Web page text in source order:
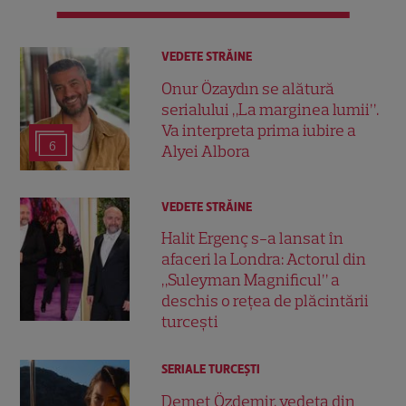
6
VEDETE STRĂINE
Onur Özaydın se alătură
serialului „La marginea lumii”.
Va interpreta prima iubire a
Alyei Albora
VEDETE STRĂINE
Halit Ergenç s-a lansat în
afaceri la Londra: Actorul din
„Suleyman Magnificul” a
deschis o rețea de plăcintării
turcești
SERIALE TURCEŞTI
Demet Özdemir, vedeta din